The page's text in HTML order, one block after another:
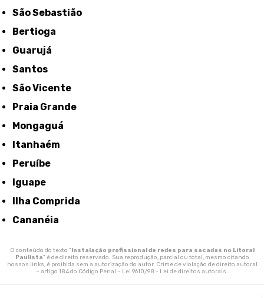
São Sebastião
Bertioga
Guarujá
Santos
São Vicente
Praia Grande
Mongaguá
Itanhaém
Peruíbe
Iguape
Ilha Comprida
Cananéia
O conteúdo do texto "Instalação profissional de redes para sacadas no Litoral
Paulista" é de direito reservado. Sua reprodução, parcial ou total, mesmo citando
nossos links, é proibida sem a autorização do autor. Crime de violação de direito autoral
– artigo 184 do Código Penal – Lei 9610/98 - Lei de direitos autorais.